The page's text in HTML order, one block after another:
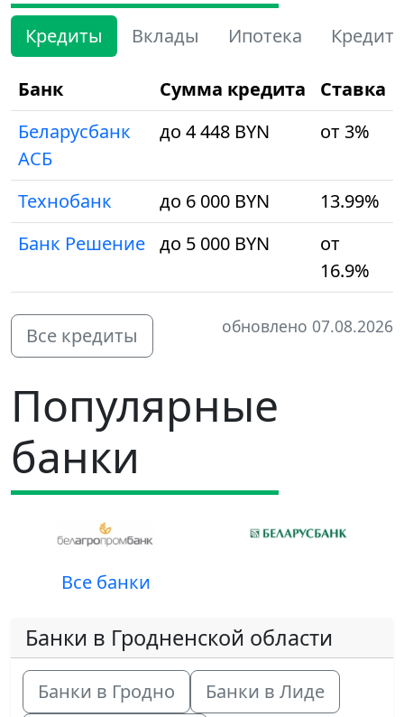
Кредиты Вклады Ипотека
Банк Сумма кредита
Ставка
Беларусбанк
АСБ
до 4 448 BYN от 3%
Технобанк до 6 000 BYN
13.99%
Банк Решение до 5 000 BYN
от
16.9%
Все кредиты обновлено 07.08.2026
Популярные
банки
Все банки
Банки в Гродненской области
Банки в Гродно
Банки в Лиде